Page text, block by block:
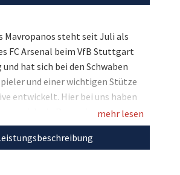
Mavropanos steht seit Juli als
FC Arsenal beim VfB Stuttgart
hat sich bei den Schwaben
und einer wichtigen Stütze
entwickelt. Hier bei uns haben
sich ein Paar seiner
zu sichern, die er
signiert hat. Der VfB
mehr lesen